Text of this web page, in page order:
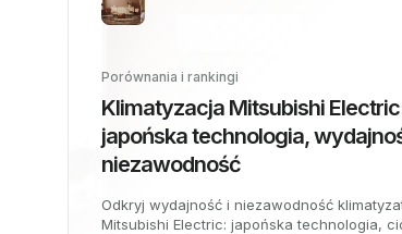
Porównania i rankingi
Klimatyzacja Mitsubishi
japońska technologia,
niezawodność
Odkryj wydajność i niezawodność
Mitsubishi Electric: japońska technologia,